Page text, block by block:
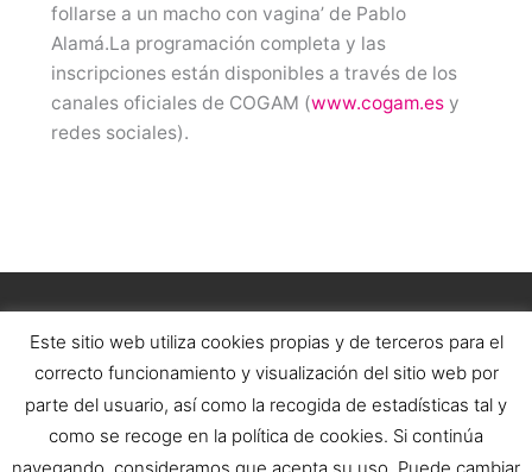
follarse a un macho con vagina’ de Pablo
Alamá.La programación completa y las
inscripciones están disponibles a través de los
canales oficiales de COGAM (www.cogam.es y
redes sociales).
Este sitio web utiliza cookies propias y de terceros para el
correcto funcionamiento y visualización del sitio web por
parte del usuario, así como la recogida de estadísticas tal y
como se recoge en la política de cookies. Si continúa
navegando, consideramos que acepta su uso. Puede cambiar